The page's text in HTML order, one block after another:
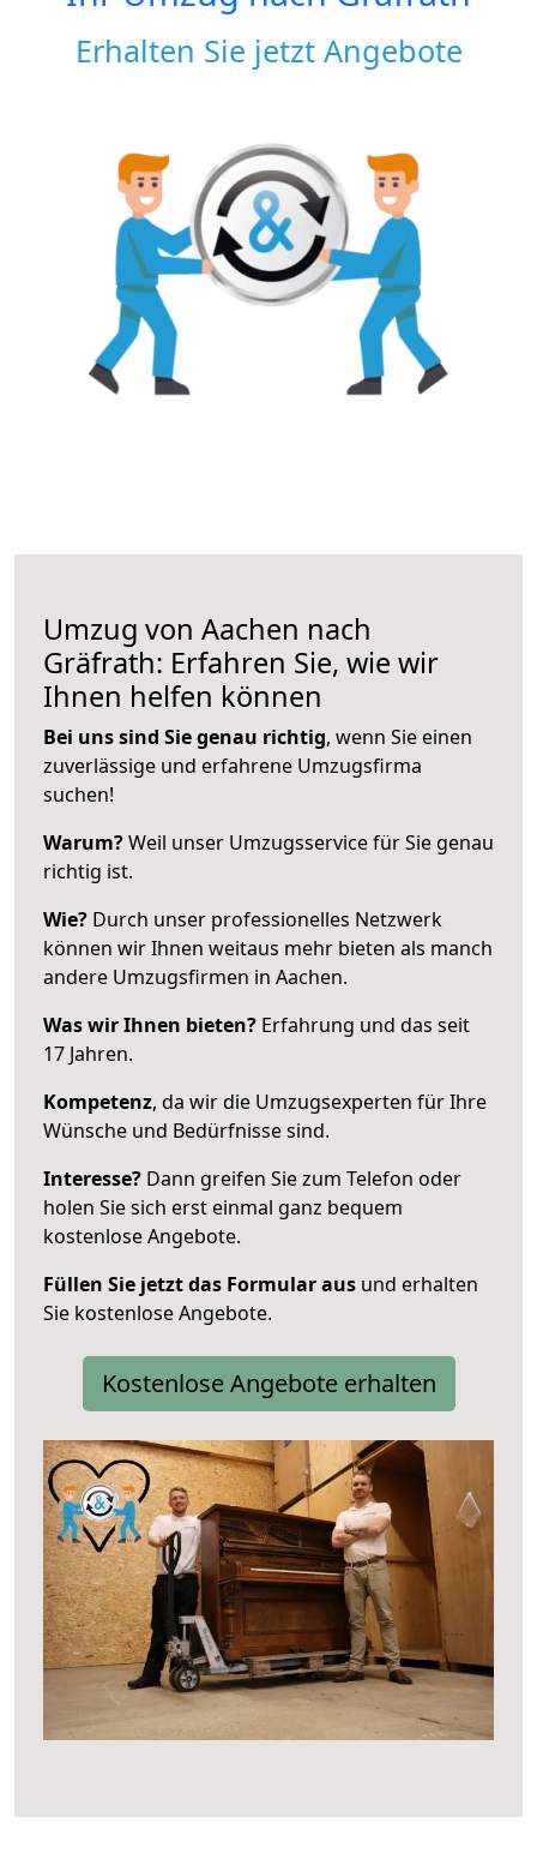
Erhalten Sie jetzt Angebote
Umzug von Aachen nach
Gräfrath: Erfahren Sie, wie wir
Ihnen helfen können
Bei uns sind Sie genau richtig, wenn Sie einen
zuverlässige und erfahrene Umzugsfirma
suchen!
Warum?Weil unser Umzugsservice für Sie genau
richtig ist.
Wie? Durch unser professionelles Netzwerk
können wir Ihnen weitaus mehr bieten als manch
andere Umzugsfirmen in Aachen.
Was wir Ihnen bieten? Erfahrung und das seit
17 Jahren.
Kompetenz, da wir die Umzugsexperten für Ihre
Wünsche und Bedürfnisse sind.
Interesse? Dann greifen Sie zum Telefon oder
holen Sie sich erst einmal ganz bequem
kostenlose Angebote.
Füllen Sie jetzt das Formular aus und erhalten
Sie kostenlose Angebote.
Kostenlose Angebote erhalten